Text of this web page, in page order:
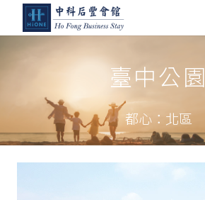
臺中公園
都心：北區